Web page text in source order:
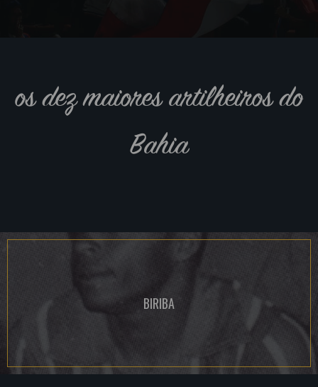
os dez maiores artilheiros do
Bahia
BIRIBA